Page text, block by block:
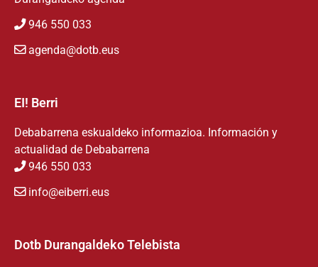
946 550 033
agenda@dotb.eus
EI! Berri
Debabarrena eskualdeko informazioa. Información y
actualidad de Debabarrena
946 550 033
info@eiberri.eus
Dotb Durangaldeko Telebista